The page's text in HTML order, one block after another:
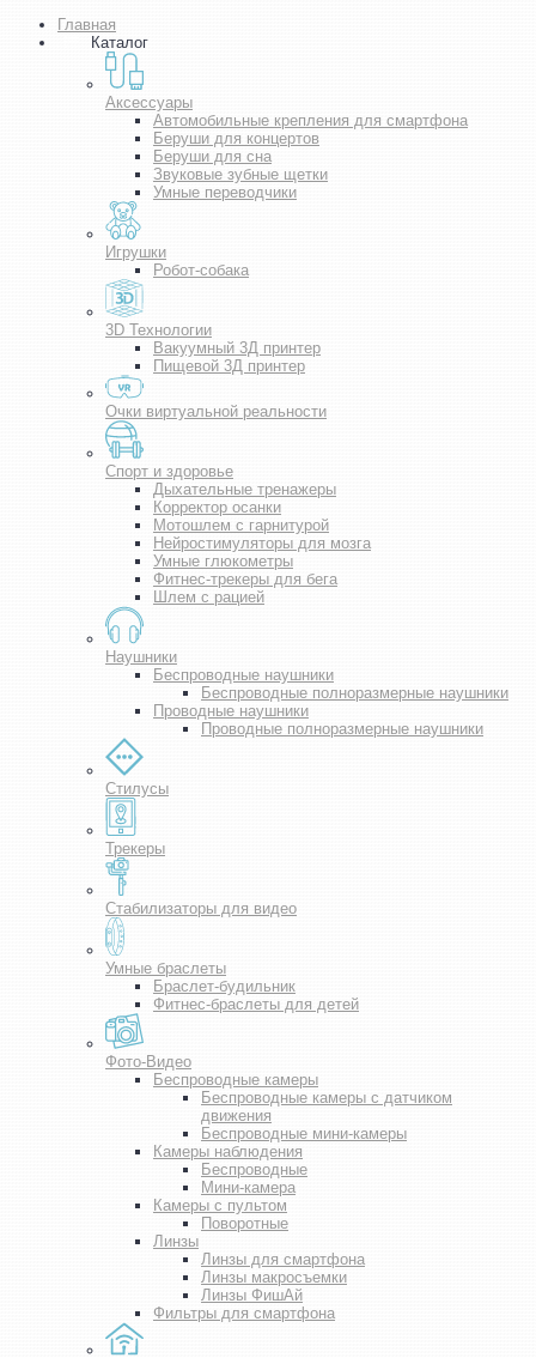
Главная
Каталог
Аксессуары
Автомобильные крепления для смартфона
Беруши для концертов
Беруши для сна
Звуковые зубные щетки
Умные переводчики
Игрушки
Робот-собака
3D Технологии
Вакуумный 3Д принтер
Пищевой 3Д принтер
Очки виртуальной реальности
Спорт и здоровье
Дыхательные тренажеры
Корректор осанки
Мотошлем с гарнитурой
Нейростимуляторы для мозга
Умные глюкометры
Фитнес-трекеры для бега
Шлем с рацией
Наушники
Беспроводные наушники
Беспроводные полноразмерные наушники
Проводные наушники
Проводные полноразмерные наушники
Стилусы
Трекеры
Стабилизаторы для видео
Умные браслеты
Браслет-будильник
Фитнес-браслеты для детей
Фото-Видео
Беспроводные камеры
Беспроводные камеры с датчиком
движения
Беспроводные мини-камеры
Камеры наблюдения
Беспроводные
Мини-камера
Камеры с пультом
Поворотные
Линзы
Линзы для смартфона
Линзы макросъемки
Линзы ФишАй
Фильтры для смартфона